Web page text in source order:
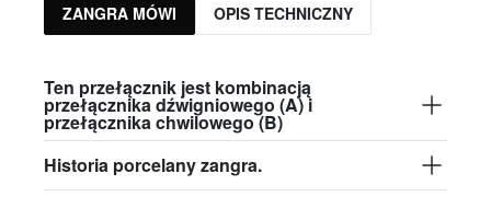
ZANGRA MÓWI OPIS TECHNICZNY
Ten przełącznik jest kombinacją
przełącznika dźwigniowego (A) i
przełącznika chwilowego (B)
Historia porcelany zangra.